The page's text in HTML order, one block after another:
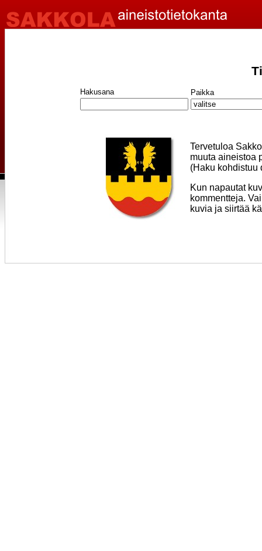
Hakusana Paikka
Tervetuloa
muuta aineistoa
(Haku kohdistuu
Kun napautat
kommentteja.
kuvia ja siirtää